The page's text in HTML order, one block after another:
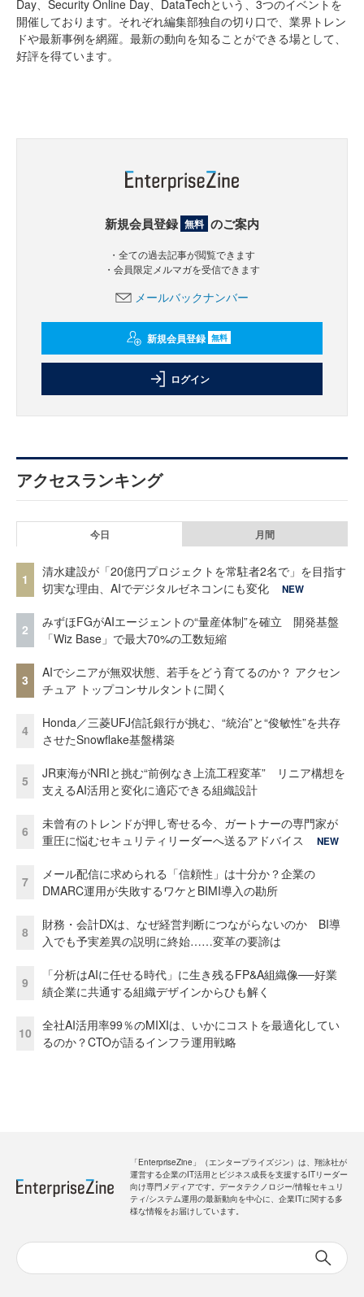
Day、Security Online Day、DataTechという、3つのイベントを
開催しております。それぞれ編集部独自の切り口で、業界トレン
ドや最新事例を網羅。最新の動向を知ることができる場として、
好評を得ています。
新規会員登録 無料 のご案内
・全ての過去記事が閲覧できます
・会員限定メルマガを受信できます
メールバックナンバー
新規会員登録 無料
ログイン
アクセスランキング
今日 月間
1
清水建設が「20億円プロジェクトを常駐者2名で」を目指す
切実な理由、AIでデジタルゼネコンにも変化
NEW
2
みずほFGがAIエージェントの“量産体制”を確立 開発基盤
「Wiz Base」で最大70%の工数短縮
3
AIでシニアが無双状態、若手をどう育てるのか？ アクセン
チュア トップコンサルタントに聞く
4
Honda／三菱UFJ信託銀行が挑む、“統治”と“俊敏性”を共存
させたSnowflake基盤構築
5
JR東海がNRIと挑む“前例なき上流工程変革” リニア構想を
支えるAI活用と変化に適応できる組織設計
6
未曾有のトレンドが押し寄せる今、ガートナーの専門家が
重圧に悩むセキュリティリーダーへ送るアドバイス
NEW
7
メール配信に求められる「信頼性」は十分か？企業の
DMARC運用が失敗するワケとBIMI導入の勘所
8
財務・会計DXは、なぜ経営判断につながらないのか BI導
入でも予実差異の説明に終始……変革の要諦は
9
「分析はAIに任せる時代」に生き残るFP&A組織像──好業
績企業に共通する組織デザインからひも解く
10
全社AI活用率99％のMIXIは、いかにコストを最適化してい
るのか？CTOが語るインフラ運用戦略
「EnterpriseZine」（エンタープライズジン）は、翔泳社が
運営する企業のIT活用とビジネス成長を支援するITリーダー
向け専門メディアです。データテクノロジー/情報セキュリ
ティ/システム運用の最新動向を中心に、企業ITに関する多
様な情報をお届けしています。